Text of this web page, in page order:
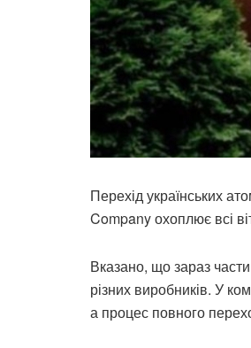
Перехід українських
Company охоплює всі
Вказано, що зараз
різних виробників. У
а процес повного